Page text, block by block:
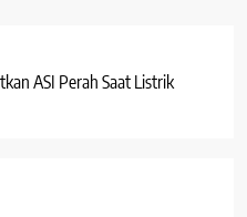
ASI Perah Saat Listrik